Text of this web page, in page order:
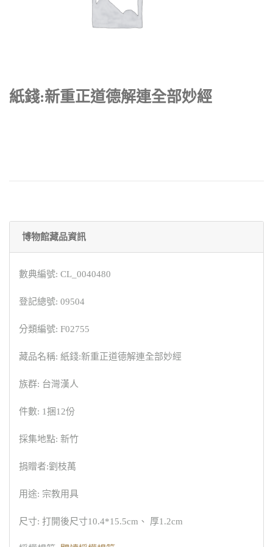
紙錢:新重正道德解連全部妙經
博物館藏品資訊
數典編號: CL_0040480
登記總號: 09504
分類編號: F02755
藏品名稱: 紙錢:新重正道德解連全部妙經
族群: 台灣漢人
件數: 1捆12份
採集地點: 新竹
捐贈者:劉枝萬
用途: 宗教用具
尺寸: 打開後尺寸10.4*15.5cm、 厚1.2cm